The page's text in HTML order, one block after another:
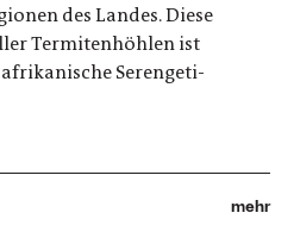
des Landes. Diese
Termitenhöhlen ist
Serengeti-
mehr